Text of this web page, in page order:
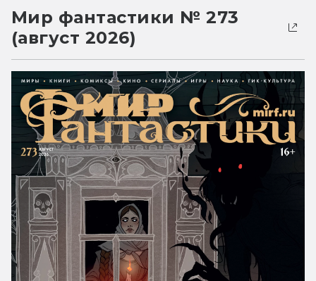
Мир фантастики № 273
(август 2026)